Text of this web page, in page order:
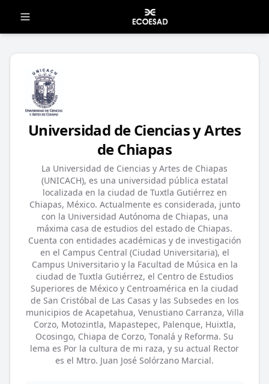
Universidad de Ciencias y Artes
de Chiapas
La Universidad de Ciencias y Artes de Chiapas
(UNICACH), es una universidad pública estatal
localizada en la ciudad de Tuxtla Gutiérrez en
Chiapas, México. Actualmente es considerada, junto
con la Universidad Autónoma de Chiapas, una
máxima casa de estudios del estado de Chiapas.
Cuenta con entidades académicas y de investigación
en el Campus Central (Ciudad Universitaria), el
Campus Universitario y la Facultad de Música en la
ciudad de Tuxtla Gutiérrez, el Centro de Estudios
Superiores de México y Centroamérica en la ciudad
de San Cristóbal de Las Casas y las Subsedes en los
municipios de Acapetahua, Venustiano Carranza, Villa
Corzo, Motozintla, Mapastepec, Palenque, Huixtla,
Ocosingo, Chiapa de Corzo, Tonalá y Reforma. Su
lema es Por la cultura de mi raza, y su actual Rector
es el Mtro. Juan José Solórzano Marcial.